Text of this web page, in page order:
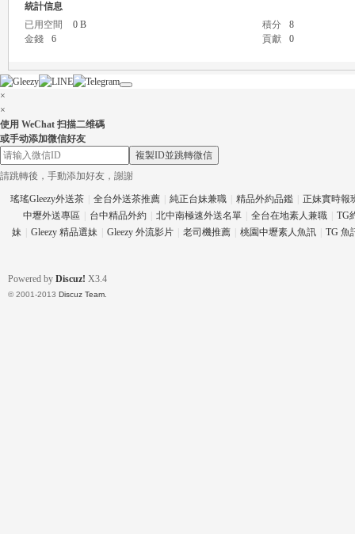
統計信息
已用空間
0 B 積分
8
金錢
6 貢獻 0
×
×
使用 WeChat 扫描二维碼
或手动添加微信好友
複製ID並跳轉微信
請跳轉後，手動添加好友，謝謝
瑤瑤Gleezy外送茶 全台外送茶推薦 純正台妹兼職 精品外約品鑑
正妹實時報
中壢外送專區
台中精品外約 北中南極速外送名單 全台在地素人兼職
TG
妹
Gleezy 精品選妹 Gleezy 外流影片 老司機推薦 桃園中壢素人魚訊 TG 魚
Powered by Discuz! X3.4
© 2001-2013 Discuz Team.